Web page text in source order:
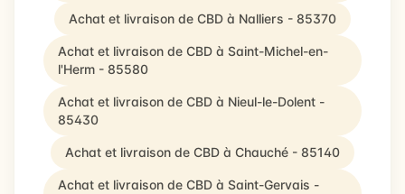
Achat et livraison de CBD à Nalliers - 85370
Achat et livraison de CBD à Saint-Michel-en-
l'Herm - 85580
Achat et livraison de CBD à Nieul-le-Dolent -
85430
Achat et livraison de CBD à Chauché - 85140
Achat et livraison de CBD à Saint-Gervais -